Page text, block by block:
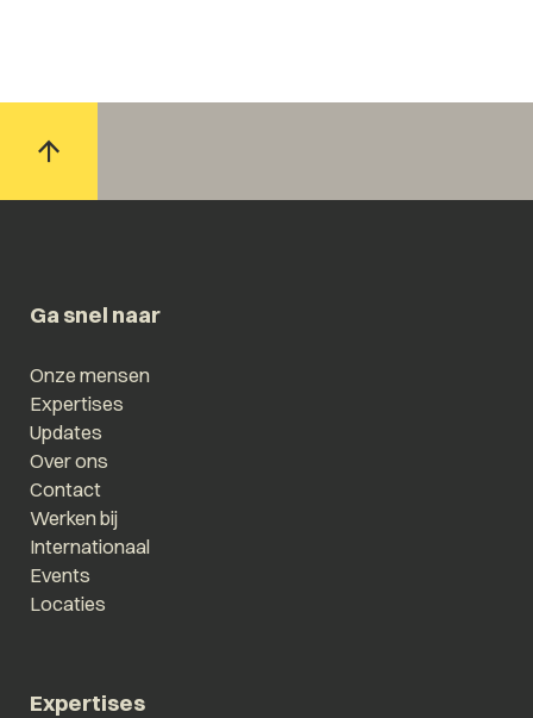
Ga snel naar
Onze mensen
Expertises
Updates
Over ons
Contact
Werken bij
Internationaal
Events
Locaties
Expertises